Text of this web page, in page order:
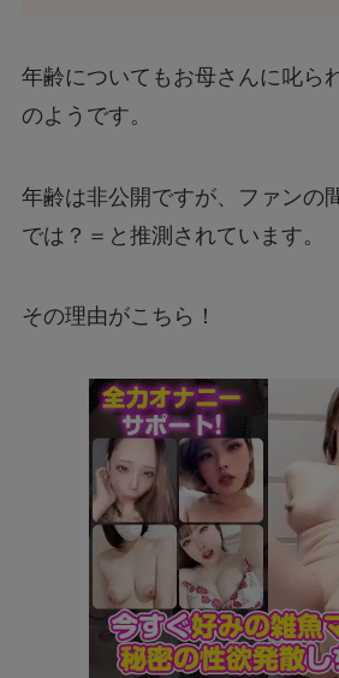
年齢についてもお母さんに叱ら
のようです。
年齢は非公開ですが、ファンの
では？＝と推測されています。
その理由がこちら！